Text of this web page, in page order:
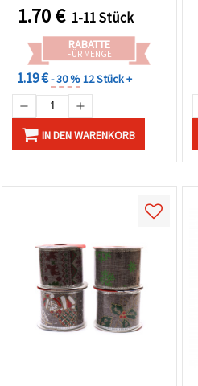
1.70€ 1-11 Stück
RABATTE
FÜR MENGE
1.19 €- 30 %12 Stück +
IN DEN WARENKORB